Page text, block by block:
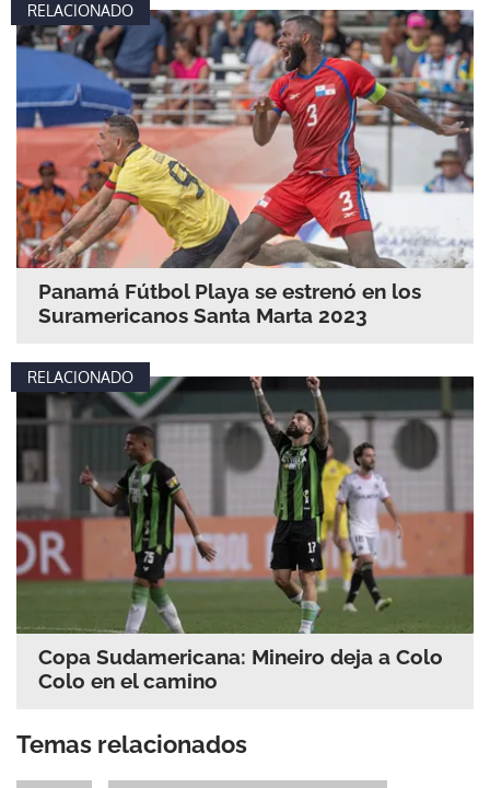
RELACIONADO
Panamá Fútbol Playa se estrenó en los
Suramericanos Santa Marta 2023
RELACIONADO
Copa Sudamericana: Mineiro deja a Colo
Colo en el camino
Temas relacionados